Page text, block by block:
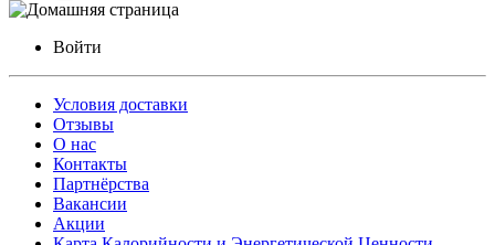
Войти
Условия доставки
Отзывы
О нас
Контакты
Партнёрства
Вакансии
Акции